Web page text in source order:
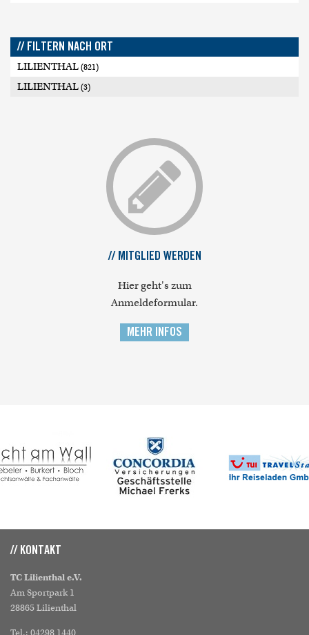
// FILTERN NACH ORT
LILIENTHAL (821)
LILIENTHAL (3)
// MITGLIED WERDEN
Hier geht's zum
Anmeldeformular.
MEHR INFOS
// KONTAKT
TC Lilienthal e.V.
Am Sportpark 1
28865 Lilienthal